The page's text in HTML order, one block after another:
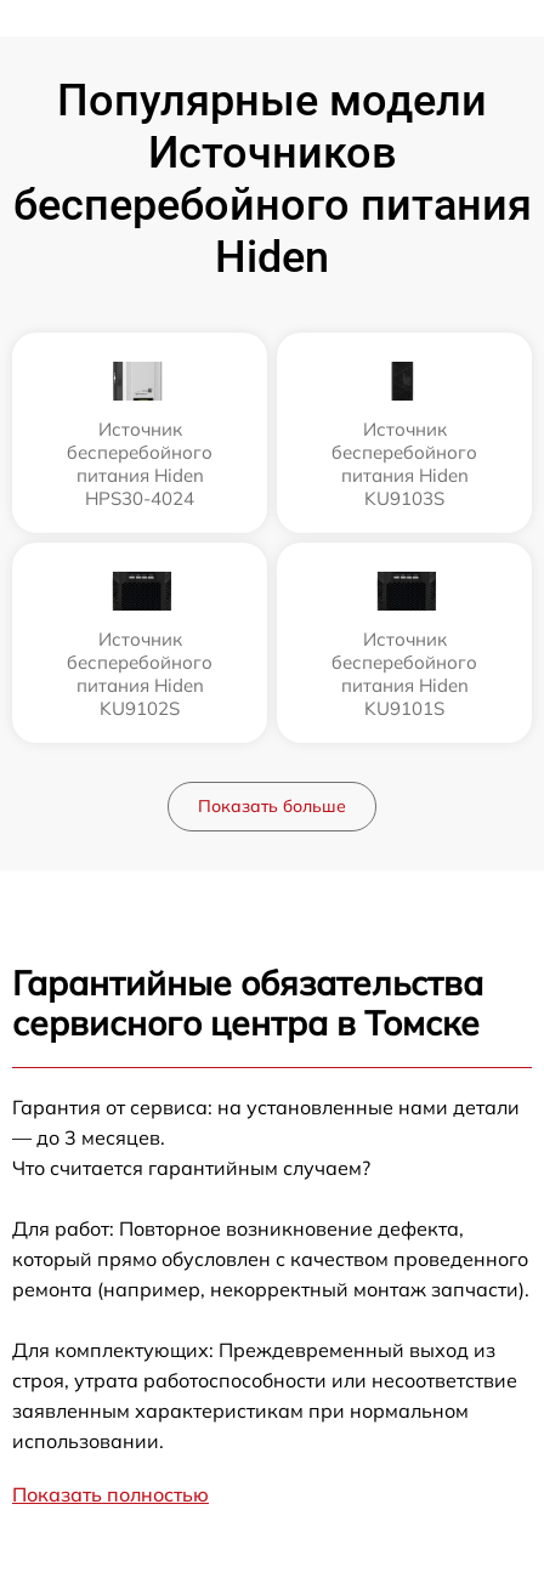
Популярные модели
Источников
бесперебойного питания
Hiden
Источник
бесперебойного
питания Hiden
HPS30-4024
Источник
бесперебойного
питания Hiden
KU9103S
Источник
бесперебойного
питания Hiden
KU9102S
Источник
бесперебойного
питания Hiden
KU9101S
Показать больше
Гарантийные обязательства
сервисного центра в Томске
Гарантия от сервиса: на установленные нами детали
— до 3 месяцев.
Что считается гарантийным случаем?
Для работ: Повторное возникновение дефекта,
который прямо обусловлен с качеством проведенного
ремонта (например, некорректный монтаж запчасти).
Для комплектующих: Преждевременный выход из
строя, утрата работоспособности или несоответствие
заявленным характеристикам при нормальном
использовании.
Показать полностью